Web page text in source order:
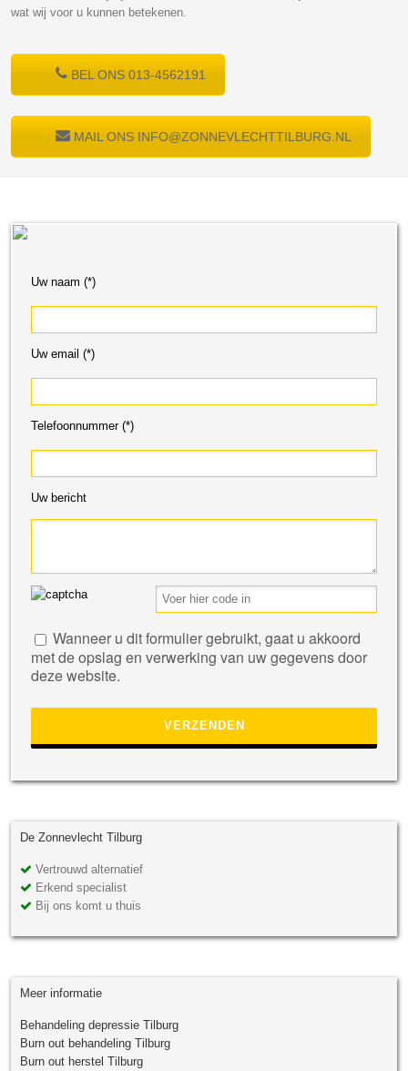
wat wij voor u kunnen betekenen.
BEL ONS 013-4562191
MAIL ONS INFO@ZONNEVLECHTTILBURG.NL
Uw naam (*)
Uw email (*)
Telefoonnummer (*)
Uw bericht
dit
veld
leeg
Wanneer u dit formulier gebruikt, gaat u akkoord
met de opslag en verwerking van uw gegevens door
deze website.
De Zonnevlecht Tilburg
Vertrouwd alternatief
Erkend specialist
Bij ons komt u thuis
Meer informatie
Behandeling depressie Tilburg
Burn out behandeling Tilburg
Burn out herstel Tilburg